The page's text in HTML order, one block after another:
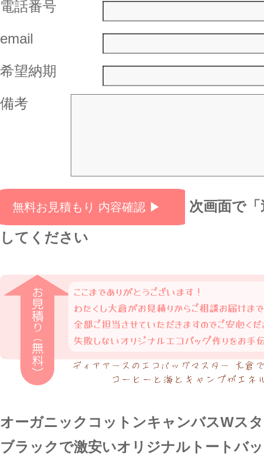
電話番号
email
希望納期
備考
次画面で
してください
オーガニックコットンキャンバスWス
ブラックで激安いオリジナルトートバ